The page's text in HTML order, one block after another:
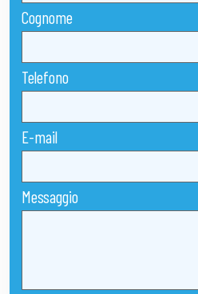
Cognome
Telefono
E-mail
Messaggio